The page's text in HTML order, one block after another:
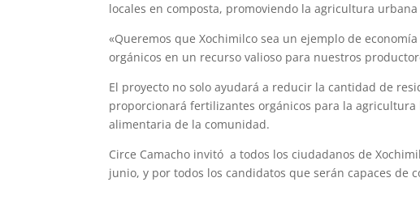
locales en composta, promoviendo la agricultura
«Queremos que Xochimilco sea un ejemplo de
orgánicos en un recurso valioso para nuestros
El proyecto no solo ayudará a reducir la cantidad de
proporcionará fertilizantes orgánicos para la
alimentaria de la comunidad.
Circe Camacho invitó a todos los ciudadanos de
junio, y por todos los candidatos que serán capaces de